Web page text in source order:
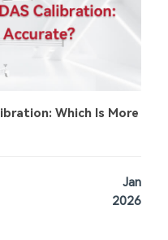
Which Is More
Jan
2026